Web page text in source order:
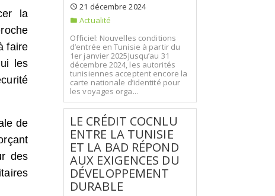
la
faire
les
de
des
21 décembre 2024
Actualité
Officiel: Nouvelles conditions
d’entrée en Tunisie à partir du
1er janvier 2025Jusqu’au 31
décembre 2024, les autorités
tunisiennes acceptent encore la
carte nationale d’identité pour
les voyages orga...
LE CRÉDIT COCNLU
ENTRE LA TUNISIE
ET LA BAD RÉPOND
AUX EXIGENCES DU
DÉVELOPPEMENT
DURABLE